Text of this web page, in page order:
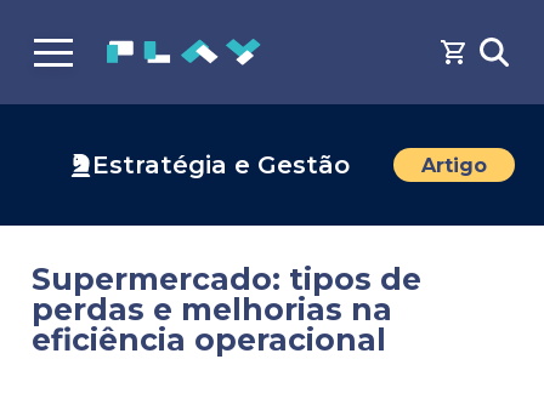
Estratégia e Gestão Artigo
Supermercado: tipos de
perdas e melhorias na
eficiência operacional